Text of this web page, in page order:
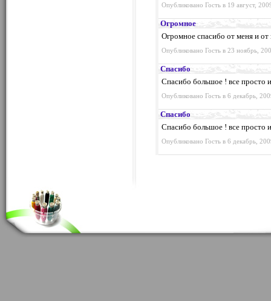
Опубликовано Гость в 19 август,
Огромное
Огромное спасибо от меня и от
Опубликовано Гость в 23 ноябрь,
Спасибо
Спасибо большое ! все просто
Опубликовано Гость в 6 декабрь,
Спасибо
Спасибо большое ! все просто
Опубликовано Гость в 6 декабрь,